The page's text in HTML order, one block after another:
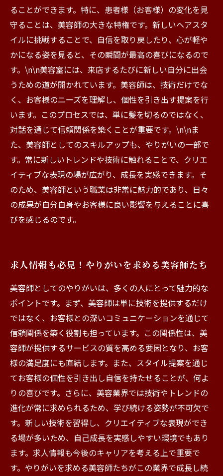
ることができます。特に、患者様（お客様）の変化を見
守ることは、美容師の大きな特権です。新しいヘアスタ
イルに挑戦することで、自信を取り戻したり、心が軽や
かになる姿を見ると、その瞬間が最高の喜びになるので
す。\n\n美容室には、来店するたびに新しい自分に出会
うための道が開かれています。美容師は、技術だけでな
く、お客様のニーズを理解し、個性を引き出す提案を行
います。このプロセスでは、単に髪を切るのではなく、
対話を通じて信頼関係を築くことが重要です。\n\nま
た、美容師としてのスキルアップも、やりがいの一部で
す。常に新しいトレンドや技術に触れることで、クリエ
イティブな表現の場が広がり、成長を実感できます。そ
のため、美容師という職業は非常に魅力的であり、日々
の成果が自分自身やお客様に良い影響を与えることに喜
びを感じるのです。
求人情報も必見！やりがいを求める美容師たち
美容師としてのやりがいは、多くの人にとって魅力的な
ポイントです。まず、美容師は単に技術を提供するだけ
ではなく、お客様との深いコミュニケーションを通じて
信頼関係を築く役割も担っています。この関係性は、美
容師が提供するサービスの質を高める要因となり、お客
様の満足度にも直結します。また、スタイル提案を通じ
てお客様の個性を引き出し自信を持たせることが、何よ
りの喜びです。さらに、美容業界では技術やトレンドの
進化が常に求められるため、学び続ける姿勢が不可欠で
す。新しい技術を習得し、クリエイティブな表現ができ
る場が多いため、自己成長を実感しやすい環境でもあり
ます。求人情報も今後のキャリアを考える上で重要で
す。やりがいを求める美容師たちがこの業界で成長し続